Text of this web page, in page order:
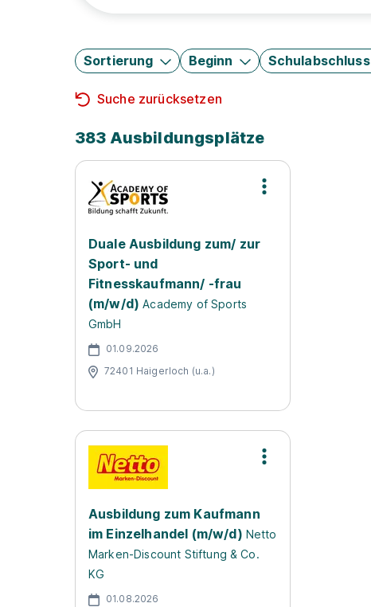
Sortierung Beginn Schulabschluss
Suche zurücksetzen
383 Ausbildungsplätze
Duale Ausbildung zum/ zur
Sport- und
Fitnesskaufmann/ -frau
(m/w/d) Academy of Sports
GmbH
01.09.2026
72401 Haigerloch (u.a.)
Ausbildung zum Kaufmann
im Einzelhandel (m/w/d) Netto
Marken-Discount Stiftung & Co.
KG
01.08.2026